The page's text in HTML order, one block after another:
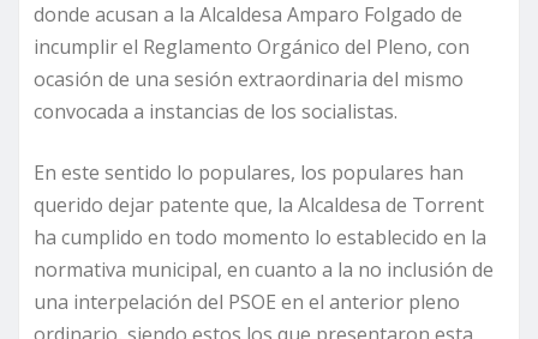
donde acusan a la Alcaldesa Amparo Folgado de
incumplir el Reglamento Orgánico del Pleno, con
ocasión de una sesión extraordinaria del mismo
convocada a instancias de los socialistas.
En este sentido lo populares, los populares han
querido dejar patente que, la Alcaldesa de Torrent
ha cumplido en todo momento lo establecido en la
normativa municipal, en cuanto a la no inclusión de
una interpelación del PSOE en el anterior pleno